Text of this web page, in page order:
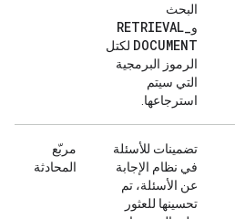
البحث
و RETRIEVAL_
DOCUMENT لكتل
الرموز البرمجية
التي سيتم
استرجاعها.
تضمينات للأسئلة
في نظام الإجابة
عن الأسئلة، تم
تحسينها للعثور
مربّع
المحادثة